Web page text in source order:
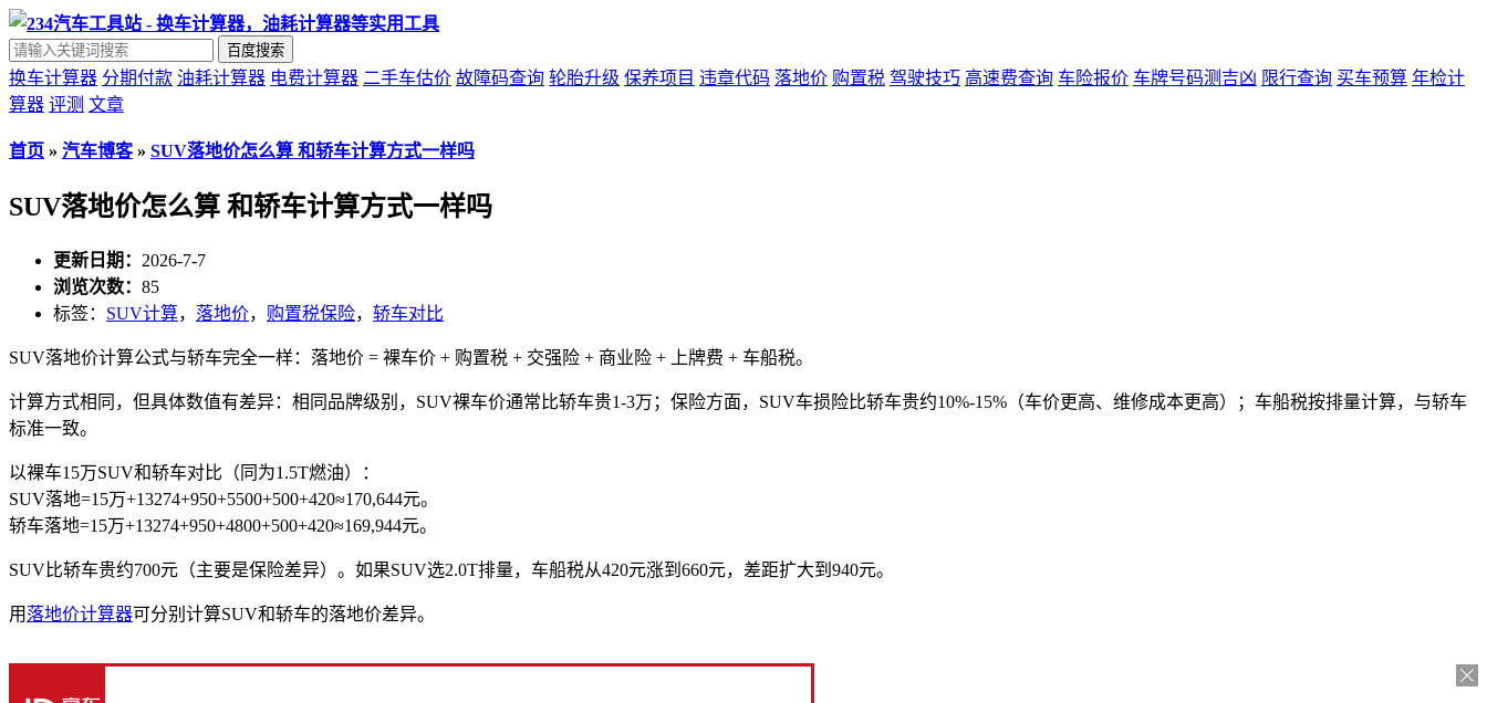
百度搜索
换车计算器 分期付款 油耗计算器 电费计算器 二手车估价 故障码查询 轮胎升级 保养项目 违章代码 落地价 购置税 驾驶技巧 高速费查询 车险报价 车牌号码测吉凶 限行查询 买车预算 年检计
算器 评测 文章
首页 » 汽车博客» SUV落地价怎么算 和轿车计算方式一样吗
SUV落地价怎么算 和轿车计算方式一样吗
更新日期： 2026-7-7
浏览次数： 85
标签： SUV计算， 落地价， 购置税保险， 轿车对比
SUV落地价计算公式与轿车完全一样：落地价 = 裸车价 + 购置税 + 交强险 + 商业险 + 上牌费 + 车船税。
计算方式相同，但具体数值有差异：相同品牌级别，SUV裸车价通常比轿车贵1-3万；保险方面，SUV车损险比轿车贵约10%-15%（车价更高、维修成本更高）；车船税按排量计算，与轿车
标准一致。
以裸车15万SUV和轿车对比（同为1.5T燃油）：
SUV落地=15万+13274+950+5500+500+420≈170,644元。
轿车落地=15万+13274+950+4800+500+420≈169,944元。
SUV比轿车贵约700元（主要是保险差异）。如果SUV选2.0T排量，车船税从420元涨到660元，差距扩大到940元。
用 落地价计算器可分别计算SUV和轿车的落地价差异。